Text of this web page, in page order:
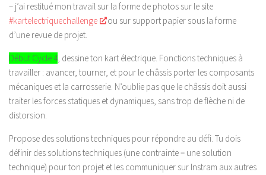
– j’ai restitué mon travail sur la forme de photos sur le site
#kartelectriquechallenge
ou sur support papier sous la forme
d’une revue de projet.
Début Cycle 4, dessine ton kart électrique. Fonctions techniques à
travailler : avancer, tourner, et pour le châssis porter les composants
mécaniques et la carrosserie. N’oublie pas que le châssis doit aussi
traiter les forces statiques et dynamiques, sans trop de flèche ni de
distorsion.
Propose des solutions techniques pour répondre au défi. Tu dois
définir des solutions techniques (une contrainte = une solution
technique) pour ton projet et les communiquer sur Instram aux autres